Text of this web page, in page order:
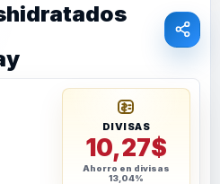
DIVISAS
10,27$
Ahorro en divisas
13,04%